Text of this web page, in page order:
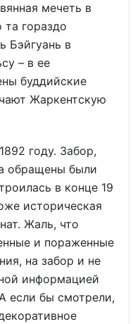
мечеть в
гораздо
Бэйгуань в
– в ее
буддийские
Жаркентскую
году. Забор,
обращены были
в конце 19
историческая
Жаль, что
и пораженные
на забор и не
информацией
если бы смотрели,